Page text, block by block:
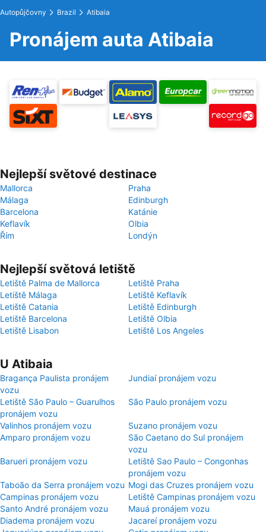
Autopůjčovny Brazil Atibaia
Pronájem auta Atibaia
Nejlepší světové destinace
Mallorca
Praha
Málaga
Edinburgh
Barcelona
Katánie
Keflavík
Olbia
Řím
Londýn
Nejlepší světová letiště
Letiště Palma de Mallorca
Letiště Praha
Letiště Málaga
Letiště Keflavík
Letiště Catania
Letiště Edinburgh
Letiště Barcelona
Letiště Olbia
Letiště Lisabon
Letiště Los Angeles
U Atibaia
Bragança Paulista pronájem
vozu
Jundiaí pronájem vozu
Letiště São Paulo – Guarulhos
pronájem vozu
São Paulo pronájem vozu
Valinhos pronájem vozu
Suzano pronájem vozu
Amparo pronájem vozu
São Caetano do Sul pronájem
vozu
Barueri pronájem vozu
Letiště Sao Paulo – Congonhas
pronájem vozu
Taboão da Serra pronájem vozu Mogi das Cruzes pronájem vozu
Campinas pronájem vozu
Letiště Campinas pronájem vozu
Santo André pronájem vozu
Mauá pronájem vozu
Diadema pronájem vozu
Jacareí pronájem vozu